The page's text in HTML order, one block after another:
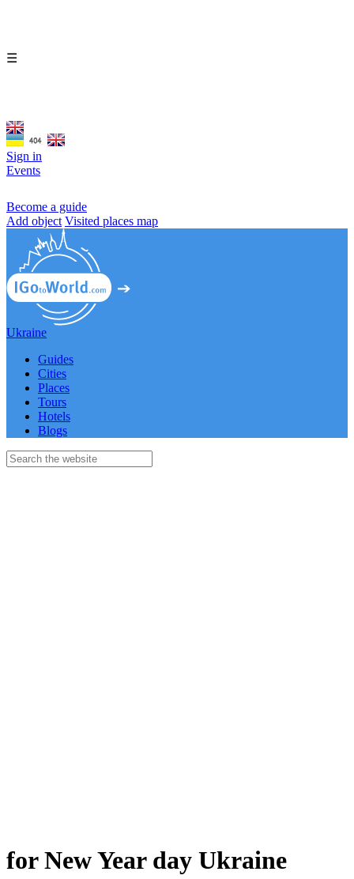
☰
Sign in
Events
Become a guide
Add object Visited places map
Ukraine
Guides
Cities
Places
Tours
Hotels
Blogs
for New Year day Ukraine